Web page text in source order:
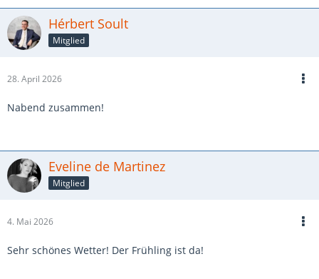
Hérbert Soult
Mitglied
28. April 2026
Nabend zusammen!
Eveline de Martinez
Mitglied
4. Mai 2026
Sehr schönes Wetter! Der Frühling ist da!